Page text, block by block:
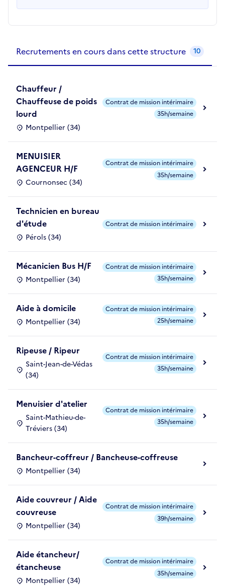
Recrutements en cours dans cette structure 10
Chauffeur /
Chauffeuse de poids
lourd
Montpellier (34)
Contrat de mission intérimaire
35h/semaine
MENUISIER
AGENCEUR H/F
Cournonsec (34)
Contrat de mission intérimaire
35h/semaine
Technicien en bureau
d'étude
Pérols (34)
Contrat de mission intérimaire
Mécanicien Bus H/F
Montpellier (34)
Contrat de mission intérimaire
35h/semaine
Aide à domicile
Montpellier (34)
Contrat de mission intérimaire
25h/semaine
Ripeuse / Ripeur
Saint-Jean-de-Védas
(34)
Contrat de mission intérimaire
35h/semaine
Menuisier d'atelier
Saint-Mathieu-de-
Tréviers (34)
Contrat de mission intérimaire
35h/semaine
Bancheur-coffreur / Bancheuse-coffreuse
Montpellier (34)
Aide couvreur / Aide
couvreuse
Montpellier (34)
Contrat de mission intérimaire
39h/semaine
Aide étancheur/
étancheuse
Montpellier (34)
Contrat de mission intérimaire
35h/semaine